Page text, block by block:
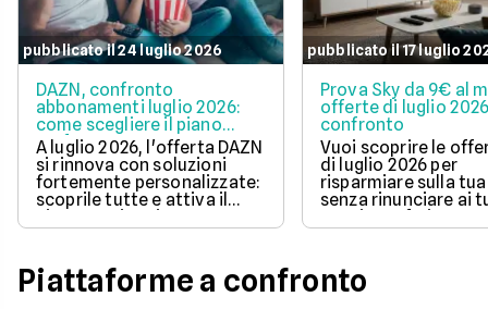
pubblicato il 24 luglio 2026
DAZN, confronto
abbonamenti luglio 2026:
come scegliere il piano
perfetto per te
A luglio 2026, l'offerta DAZN
si rinnova con soluzioni
fortemente personalizzate:
scoprile tutte e attiva il
piano con i tuoi sport
preferiti.
pubblicato il 17 luglio
Prova Sky da 9€ al
offerte di luglio
confronto
Vuoi scoprire le
di luglio 2026 per
risparmiare sulla tua
senza rinunciare ai
e serie preferite?
nostra guida per
convenienti e
soluzione perfetta
Piattaforme a confronto